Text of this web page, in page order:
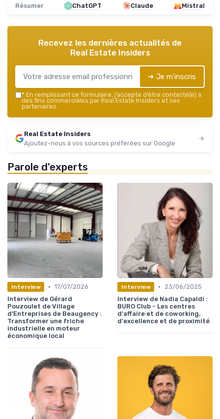
Résumer ChatGPT Claude Mistral
Recevez les dernières actualités de
Real Estate Insiders
➔ Je m'inscris
* En remplissant ce formulaire, j’accepte d’être contacté(e) à
des fins commerciales par Real Estate Insiders et ses
partenaires.
Real Estate Insiders
Ajoutez-nous à vos sources préférées sur Google
Parole d'experts
Interview • 17/07/2026
Interview de Gérard
Pouzoulet de Village
d’Entreprises de Beaugency :
Transformer une friche
industrielle en moteur
économique local
Interview •
23/06/2025
Interview de Nadia Capaldi :
BURO Club - Les centres
d'affaire et de coworking,
d'excellence et de proximité